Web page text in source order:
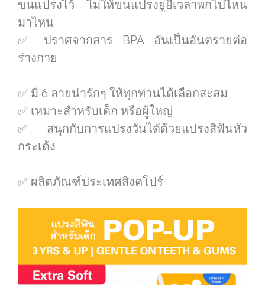
ขนแปรงไว้ ไม่ให้ขนแปรงยู่ยี่เวลาพกไปไหน
มาไหน
✅ ปราศจากสาร BPA อันเป็นอันตรายต่อ
ร่างกาย
✅ มี 6 ลายน่ารักๆ ให้ทุกท่านได้เลือกสะสม
✅ เหมาะสำหรับเด็ก หรือผู้ใหญ่
✅ สนุกกับการแปรงวันได้ด้วยแปรงสีฟันหัว
กระเด้ง
✅ ผลิตภัณฑ์ประเทศสิงคโปร์